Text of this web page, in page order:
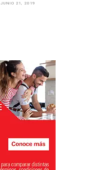
JUNIO 21, 2019